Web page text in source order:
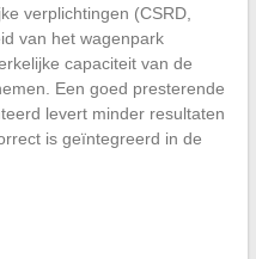
verplichtingen (CSRD,
van het wagenpark
capaciteit van de
Een goed presterende
levert minder resultaten
is geïntegreerd in de